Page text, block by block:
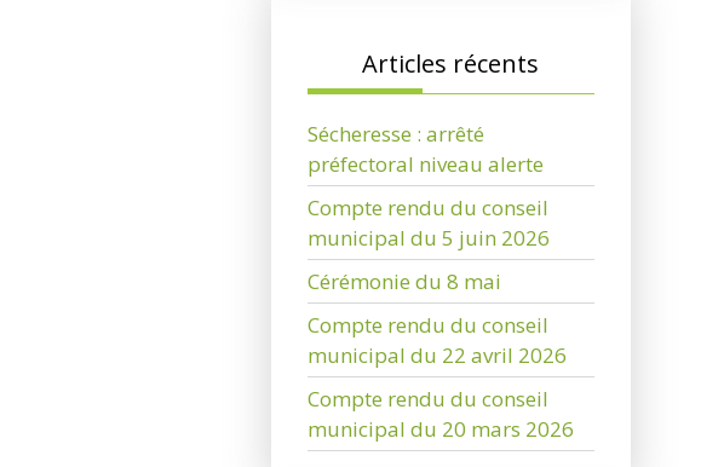
Articles récents
Sécheresse : arrêté
préfectoral niveau alerte
Compte rendu du conseil
municipal du 5 juin 2026
Cérémonie du 8 mai
Compte rendu du conseil
municipal du 22 avril 2026
Compte rendu du conseil
municipal du 20 mars 2026